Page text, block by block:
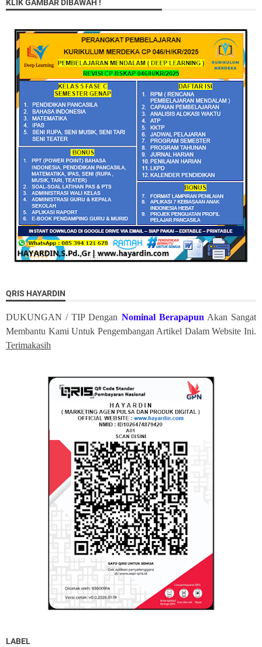
KLIK GAMBAR DIBAWAH !
QRIS HAYARDIN
DUKUNGAN / TIP Dengan Nominal Berapapun Akan Sangat
Membantu Kami Untuk Pengembangan Artikel Dalam Website Ini.
Terimakasih
LABEL